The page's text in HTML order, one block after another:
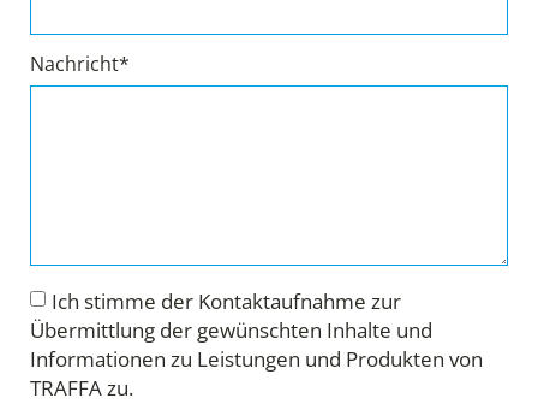
Nachricht*
Ich stimme der Kontaktaufnahme zur
Übermittlung der gewünschten Inhalte und
Informationen zu Leistungen und Produkten von
TRAFFA zu.